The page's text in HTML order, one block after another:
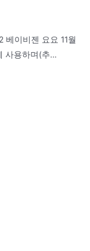
베이비젠 요요 11월
사용하며(추…